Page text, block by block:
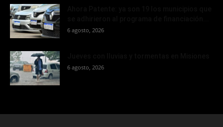
6 agosto, 2026
6 agosto, 2026